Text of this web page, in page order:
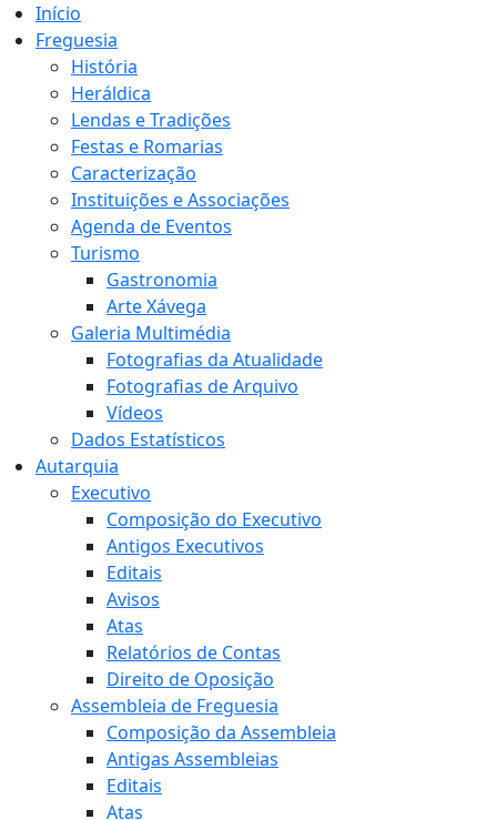
Início
Freguesia
História
Heráldica
Lendas e Tradições
Festas e Romarias
Caracterização
Instituições e Associações
Agenda de Eventos
Turismo
Gastronomia
Arte Xávega
Galeria Multimédia
Fotografias da Atualidade
Fotografias de Arquivo
Vídeos
Dados Estatísticos
Autarquia
Executivo
Composição do Executivo
Antigos Executivos
Editais
Avisos
Atas
Relatórios de Contas
Direito de Oposição
Assembleia de Freguesia
Composição da Assembleia
Antigas Assembleias
Editais
Atas